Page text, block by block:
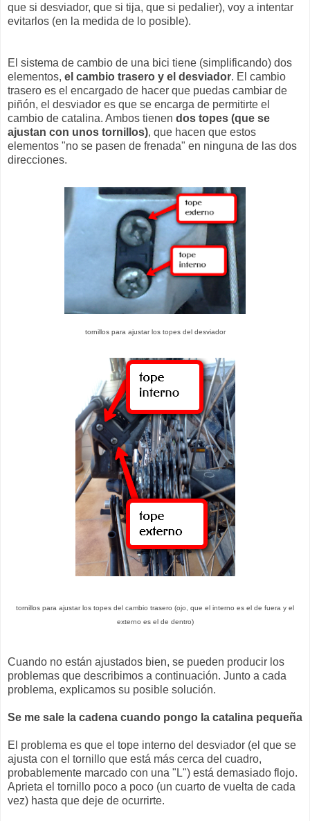
que si desviador, que si tija, que si pedalier), voy a intentar
evitarlos (en la medida de lo posible).
El sistema de cambio de una bici tiene (simplificando) dos
elementos, el cambio trasero y el desviador. El cambio
trasero es el encargado de hacer que puedas cambiar de
piñón, el desviador es que se encarga de permitirte el
cambio de catalina. Ambos tienen dos topes (que se
ajustan con unos tornillos), que hacen que estos
elementos "no se pasen de frenada" en ninguna de las dos
direcciones.
tornillos para ajustar los topes del desviador
tornillos para ajustar los topes del cambio trasero (ojo, que el interno es el de fuera y el
externo es el de dentro)
Cuando no están ajustados bien, se pueden producir los
problemas que describimos a continuación. Junto a cada
problema, explicamos su posible solución.
Se me sale la cadena cuando pongo la catalina pequeña
El problema es que el tope interno del desviador (el que se
ajusta con el tornillo que está más cerca del cuadro,
probablemente marcado con una "L") está demasiado flojo.
Aprieta el tornillo poco a poco (un cuarto de vuelta de cada
vez) hasta que deje de ocurrirte.